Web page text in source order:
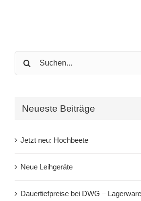
Search
for:
Neueste Beiträge
Jetzt neu: Hochbeete
Neue Leihgeräte
Dauertiefpreise bei DWG –